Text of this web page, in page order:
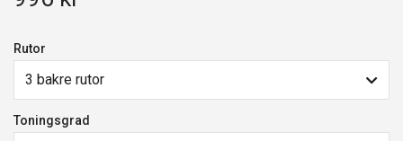
Rutor
3 bakre rutor
Toningsgrad